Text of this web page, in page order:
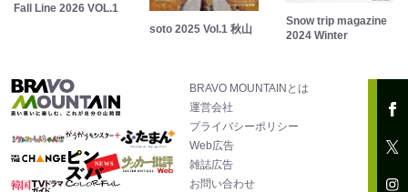
Fall Line 2026 VOL.1
soto 2025 Vol.1 秋山
Snow trip magazine
2024 Winter
BRAVO MOUNTAINとは
運営会社
プライバシーポリシー
Web広告
雑誌広告
お問い合わせ